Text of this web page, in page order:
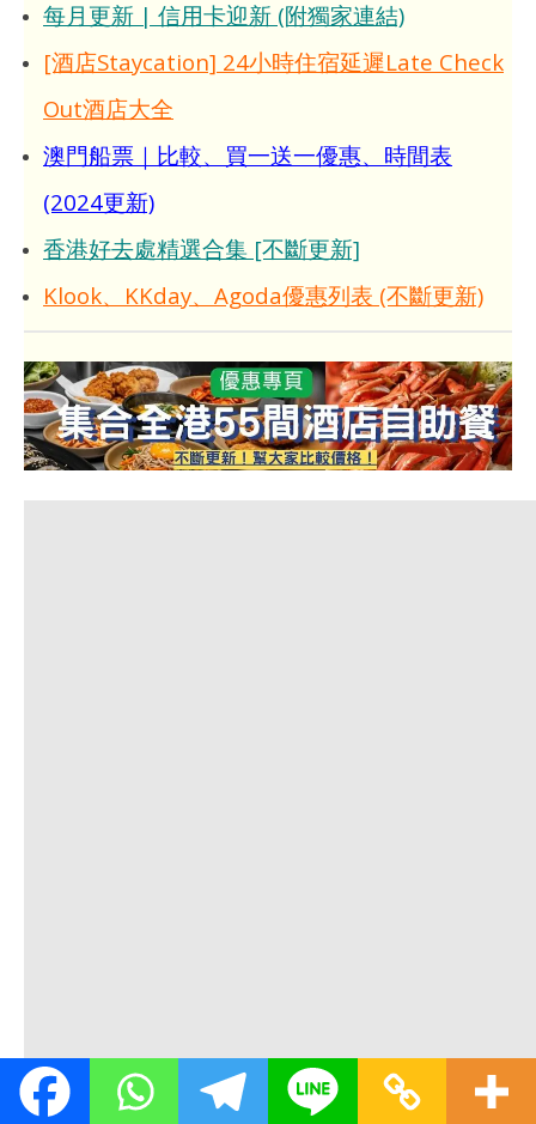
每月更新 | 信用卡迎新 (附獨家連結)
[酒店Staycation] 24小時住宿延遲Late Check
Out酒店大全
澳門船票｜比較、買一送一優惠、時間表
(2024更新)
香港好去處精選合集 [不斷更新]
Klook、KKday、Agoda優惠列表 (不斷更新)